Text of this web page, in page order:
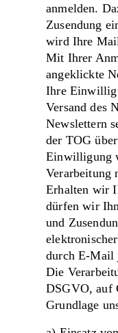
anmelden.
Zusendung
wird Ihre
Mit Ihrer
angeklickte
Ihre
Versand des
Newslettern
der TOG
Einwilligung
Verarbeitung
Erhalten wir
dürfen wir
und
durch E-Mail
Die
DSGVO, auf
Grundlage